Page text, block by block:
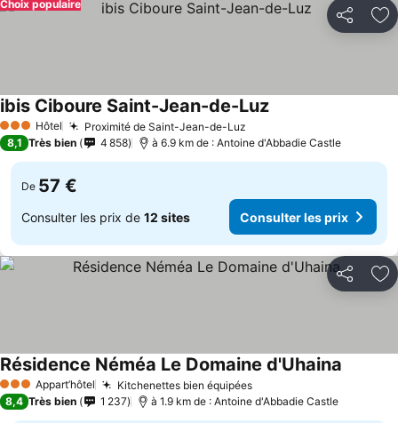
Partager
Choix populaire
3 ÉtoilesHôtel Proximité de Saint-Jean-de-Luz
ibis Ciboure Saint-Jean-de-Luz
8,1 Très bien 4 858 à 6.9 km de : Antoine d'Abbadie Castle
De 57 €
Consulter les prix de 12 sites Consulter les prix
Partager
3 ÉtoilesAppart’hôtel Kitchenettes bien équipées
Résidence Néméa Le Domaine d'Uhaina
8,4 Très bien 1 237 à 1.9 km de : Antoine d'Abbadie Castle